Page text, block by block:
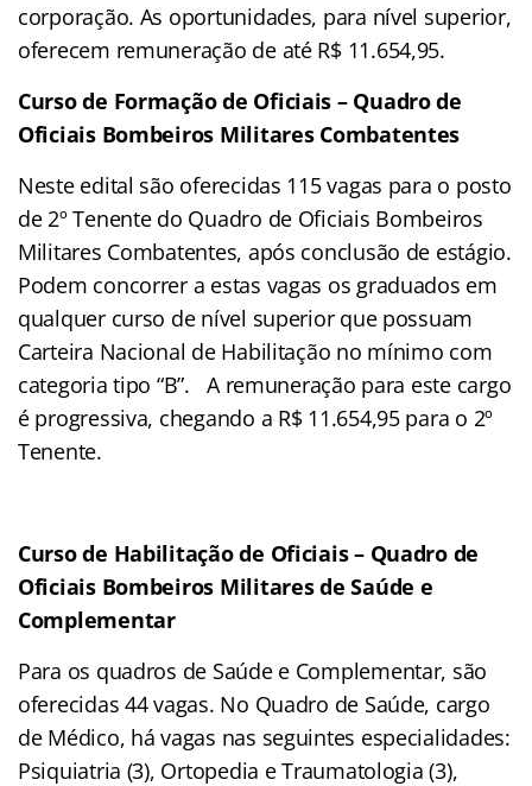
corporação. As oportunidades, para nível superior,
oferecem remuneração de até R$ 11.654,95.
Curso de Formação de Oficiais – Quadro de
Oficiais Bombeiros Militares Combatentes
Neste edital são oferecidas 115 vagas para o posto
de 2º Tenente do Quadro de Oficiais Bombeiros
Militares Combatentes, após conclusão de estágio.
Podem concorrer a estas vagas os graduados em
qualquer curso de nível superior que possuam
Carteira Nacional de Habilitação no mínimo com
categoria tipo “B”. A remuneração para este cargo
é progressiva, chegando a R$ 11.654,95 para o 2º
Tenente.
Curso de Habilitação de Oficiais – Quadro de
Oficiais Bombeiros Militares de Saúde e
Complementar
Para os quadros de Saúde e Complementar, são
oferecidas 44 vagas. No Quadro de Saúde, cargo
de Médico, há vagas nas seguintes especialidades:
Psiquiatria (3), Ortopedia e Traumatologia (3),